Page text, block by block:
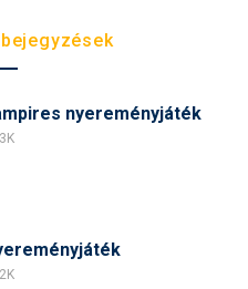
nyereményjáték